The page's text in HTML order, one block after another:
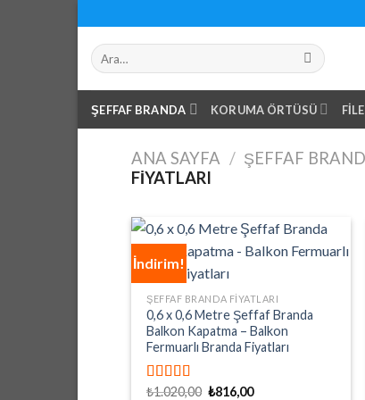
to
content
Ara:
ŞEFFAF BRANDA KORUMA ÖRTÜSÜ
ANA SAYFA / ŞEFFAF
FIYATLARI
İndirim!
ŞEFFAF BRANDA FIYATLARI
0,6 x 0,6 Metre Şeffaf Branda
Balkon Kapatma – Balkon
Fermuarlı Branda Fiyatları
5 üzerinden
₺1.020,00 Orijinal
₺816,00Şu